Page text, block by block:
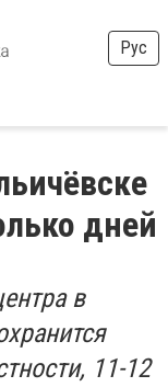
Рус
дней
в
11-12